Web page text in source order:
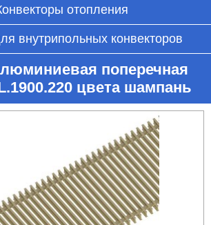
отопления
внутрипольных конвекторов
поперечная
цвета шампань